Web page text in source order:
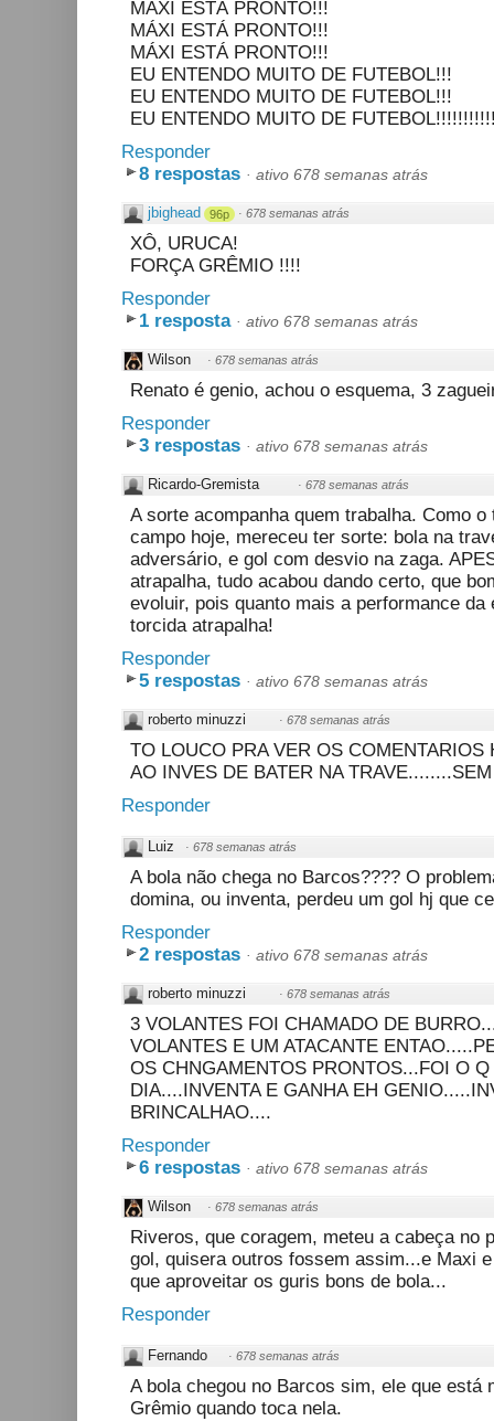
MÁXI ESTÁ PRONTO!!!
MÁXI ESTÁ PRONTO!!!
MÁXI ESTÁ PRONTO!!!
EU ENTENDO MUITO DE FUTEBOL!!!
EU ENTENDO MUITO DE FUTEBOL!!!
EU ENTENDO MUITO DE
Responder
8 respostas · ativo 678 semanas atrás
jbighead 96p · 678 semanas atrás
XÔ, URUCA!
FORÇA GRÊMIO !!!!
Responder
1 resposta · ativo 678 semanas atrás
Wilson · 678 semanas atrás
Renato é genio, achou o esquema, 3
Responder
3 respostas · ativo 678 semanas atrás
Ricardo-Gremista · 678 semanas atrás
A sorte acompanha quem trabalha. Como
campo hoje, mereceu ter sorte: bola na
adversário, e gol com desvio na zaga.
atrapalha, tudo acabou dando certo, que
evoluir, pois quanto mais a performance da
torcida atrapalha!
Responder
5 respostas · ativo 678 semanas atrás
roberto minuzzi · 678 semanas atrás
TO LOUCO PRA VER OS COMENTARIOS
AO INVES DE BATER NA
Responder
Luiz · 678 semanas atrás
A bola não chega no Barcos???? O
domina, ou inventa, perdeu um gol hj que
Responder
2 respostas · ativo 678 semanas atrás
roberto minuzzi · 678 semanas atrás
3 VOLANTES FOI CHAMADO DE
VOLANTES E UM ATACANTE
OS CHNGAMENTOS PRONTOS...FOI O
DIA....INVENTA E GANHA EH
BRINCALHAO....
Responder
6 respostas · ativo 678 semanas atrás
Wilson · 678 semanas atrás
Riveros, que coragem, meteu a cabeça no
gol, quisera outros fossem assim...e Maxi
que aproveitar os guris bons de bola...
Responder
Fernando · 678 semanas atrás
A bola chegou no Barcos sim, ele que está
Grêmio quando toca nela.